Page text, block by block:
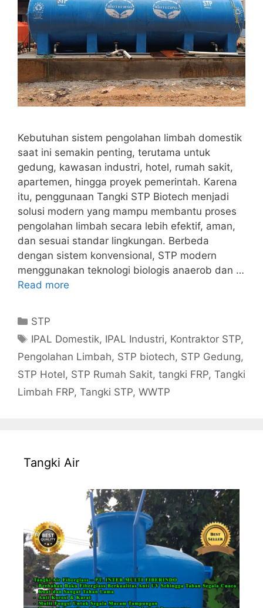
Kebutuhan sistem pengolahan limbah domestik
saat ini semakin penting, terutama untuk
gedung, kawasan industri, hotel, rumah sakit,
apartemen, hingga proyek pemerintah. Karena
itu, penggunaan Tangki STP Biotech menjadi
solusi modern yang mampu membantu proses
pengolahan limbah secara lebih efektif, aman,
dan sesuai standar lingkungan. Berbeda
dengan sistem konvensional, STP modern
menggunakan teknologi biologis anaerob dan …
Read more
Categories
STP
Tags
IPAL Domestik, IPAL Industri, Kontraktor STP,
Pengolahan Limbah, STP biotech, STP Gedung,
STP Hotel, STP Rumah Sakit, tangki FRP, Tangki
Limbah FRP, Tangki STP, WWTP
Tangki Air